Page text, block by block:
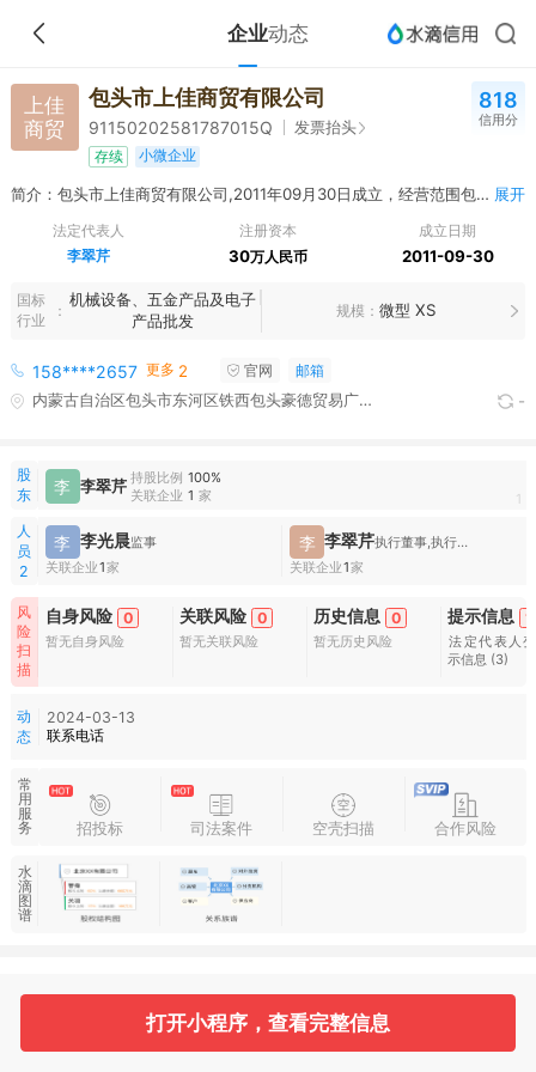
企业动态
上佳
商贸
包头市上佳商贸有限公司
91150202581787015Q 发票抬头
存续 小微企业
818
信用分
简介：包头市上佳商贸有限公司,2011年09月30日成立，经营范围包括日用百货、土产日杂、办公用品、工艺品、五金机电、电线电缆、橡胶制品、化工产品（不含易燃易爆、易制毒及危险化学品）、劳保用品、建材、教学器材、体育用品、装饰装潢材料、辅料的销售；厨房设备、食品机械设备、监控设备、安防设备、消防设备、音响设备、水暖管道、电器设备、家电的销售、安装及维修；铝合金制品、玻璃制品、不锈钢制品的制作、加工及销售；室内外装饰装潢装修及设计；防水防腐保温工程；搬运装卸服务。 展开
法定代表人
李翠芹
注册资本
30万人民币
成立日期
2011-09-30
国标
行业
机械设备、五金产品及电子
产品批发
规模 微型 XS
158****2657 更多 2 官网 邮箱
内蒙古自治区包头市东河区铁西包头豪德贸易广场东北区2-15号底店三楼 -
股
东
李 李翠芹 持股比例 100%
关联企业 1 家 1
人
员
2
李 李光晨监事
关联企业1家
李 李翠芹
执行董事,执行董事兼经理
关联企业1家
风
险
扫
描
自身风险 0
暂无自身风险
关联风险 0
暂无关联风险
历史信息 0
暂无历史风险
提示信息
法定代表人
示信息 (3)
动
态
2024-03-13
联系电话
常
用
服
务
招投标 司法案件 空壳扫描 合作风险
水
滴
图
谱
基本信息 收起
打开小程序，查看完整信息